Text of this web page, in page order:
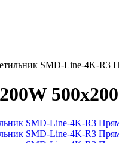
SMD-Line-4K-R3